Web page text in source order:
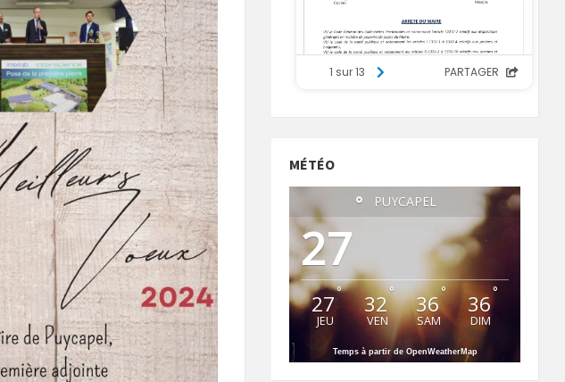
MÉTÉO
PUYCAPEL
27
°
27°
JEU
32°
VEN
36°
SAM
36°
DIM
Temps à partir de OpenWeatherMap